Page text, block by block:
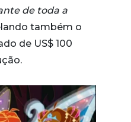
de toda a
também o
de US$ 100